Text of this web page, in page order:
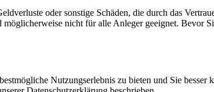
oder sonstige Schäden, die durch das
nicht für alle Anleger geeignet. Bevor
Nutzungserlebnis zu bieten und Sie